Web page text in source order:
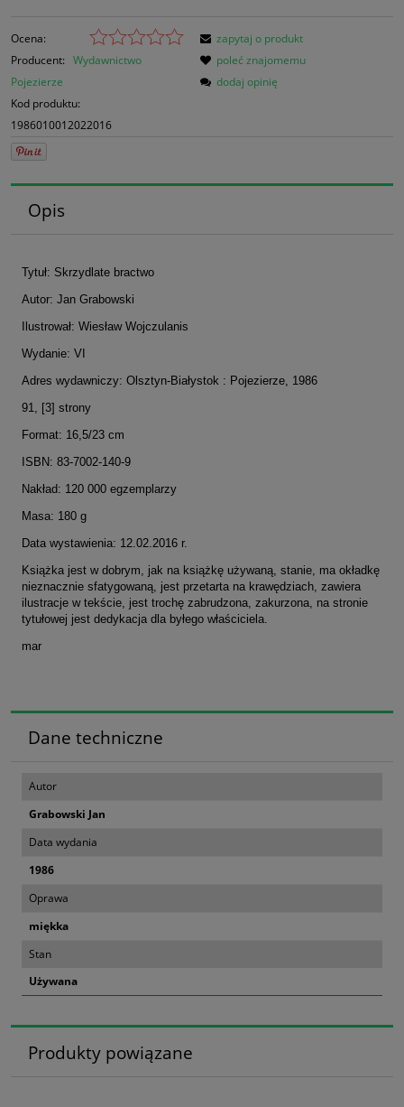
Ocena:
Producent: Wydawnictwo
Pojezierze
Kod produktu:
1986010012022016
zapytaj o produkt
poleć znajomemu
dodaj opinię
Opis
Tytuł: Skrzydlate bractwo
Autor: Jan Grabowski
Ilustrował: Wiesław Wojczulanis
Wydanie: VI
Adres wydawniczy: Olsztyn-Białystok : Pojezierze, 1986
91, [3] strony
Format: 16,5/23 cm
ISBN: 83-7002-140-9
Nakład: 120 000 egzemplarzy
Masa: 180 g
Data wystawienia: 12.02.2016 r.
Książka jest w dobrym, jak na książkę używaną, stanie, ma okładkę
nieznacznie sfatygowaną, jest przetarta na krawędziach, zawiera
ilustracje w tekście, jest trochę zabrudzona, zakurzona, na stronie
tytułowej jest dedykacja dla byłego właściciela.
mar
Dane techniczne
Autor
Grabowski Jan
Data wydania
1986
Oprawa
miękka
Stan
Używana
Produkty powiązane